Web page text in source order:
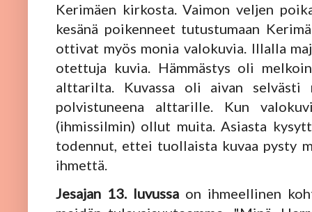
Kerimäen kirkosta. Vaimon veljen
kesänä poikenneet tutustumaan
ottivat myös monia valokuvia. Illalla
otettuja kuvia. Hämmästys oli
alttarilta. Kuvassa oli aivan selvästi
polvistuneena alttarille. Kun
(ihmissilmin) ollut muita. Asiasta
todennut, ettei tuollaista kuvaa pysty
ihmettä.
Jesajan 13. luvussaon ihmeellinen